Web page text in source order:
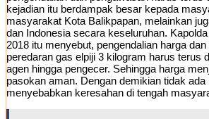
kejadian itu berdampak besar kepada
masyarakat Kota Balikpapan, melainkan
dan Indonesia secara keseluruhan.
2018 itu menyebut, pengendalian harga
peredaran gas elpiji 3 kilogram harus terus
agen hingga pengecer. Sehingga harga
pasokan aman. Dengan demikian tidak
menyebabkan keresahan di tengah